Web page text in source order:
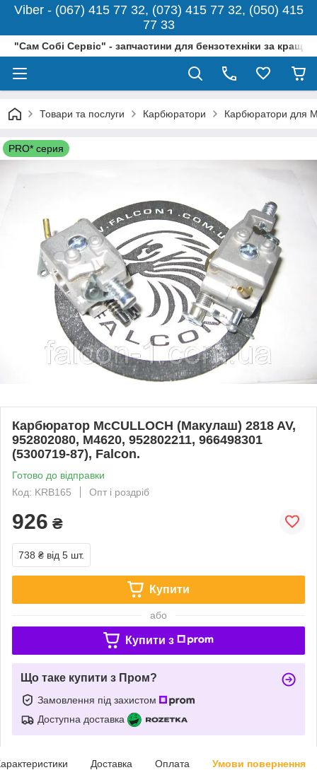
Viber - (067) 415 77 32, (073) 415 77 32, (050) 415
77 33
"Сам Собі Сервіс" - запчастини для бензотехніки за
Товари та послуги Карбюратори Карбюратори для
PRO* серия
Карбюратор McCULLOCH (Макулаш) 2818 AV,
952802080, M4620, 952802211, 966498301
(5300719-87), Falcon.
Готово до відправки
Код: KRB165
Опт і роздріб
926 ₴
738 ₴ від 5 шт.
Купити
або
Купити з
Що таке купити з Пром?
Замовлення під захистом
Доступна доставка
Доставка Оплата Умови повернення